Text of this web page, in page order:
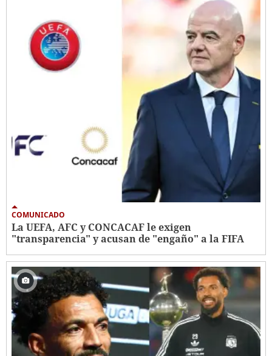
COMUNICADO
La UEFA, AFC y CONCACAF le exigen
"transparencia" y acusan de "engaño" a la FIFA